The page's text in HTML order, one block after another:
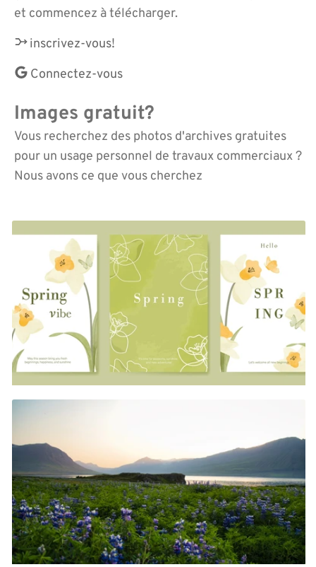
et commencez à télécharger.
inscrivez-vous!
Connectez-vous
Images gratuit?
Vous recherchez des photos d'archives gratuites
pour un usage personnel de travaux commerciaux ?
Nous avons ce que vous cherchez